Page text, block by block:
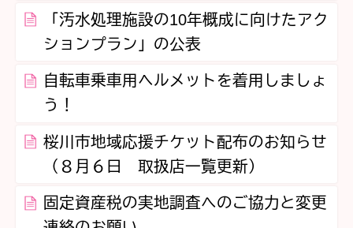
「汚水処理施設の10年概成に向けたアク
ションプラン」の公表
自転車乗車用ヘルメットを着用しましょ
う！
桜川市地域応援チケット配布のお知らせ
（８月６日 取扱店一覧更新）
固定資産税の実地調査へのご協力と変更